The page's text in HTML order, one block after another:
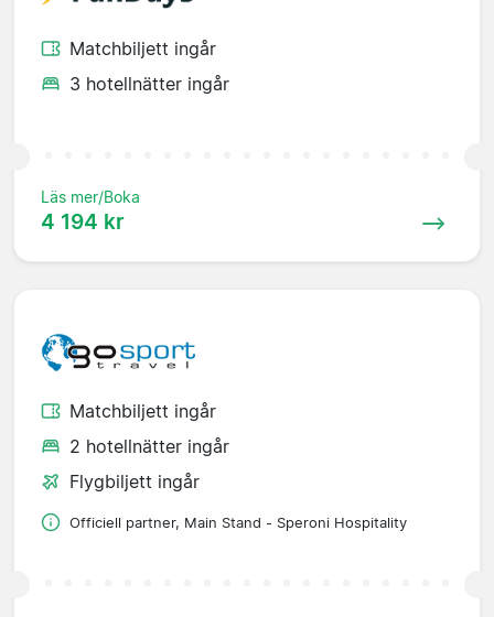
Matchbiljett ingår
3 hotellnätter ingår
Läs mer/Boka
4 194 kr
Matchbiljett ingår
2 hotellnätter ingår
Flygbiljett ingår
Officiell partner, Main Stand - Speroni Hospitality